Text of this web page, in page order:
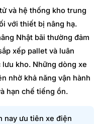
và hệ thống kho trung
với thiết bị nâng hạ.
Nhật bãi thường đảm
xếp pallet và luân
kho. Những dòng xe
nhờ khả năng vận hành
hạn chế tiếng ồn.
nay ưu tiên xe điện